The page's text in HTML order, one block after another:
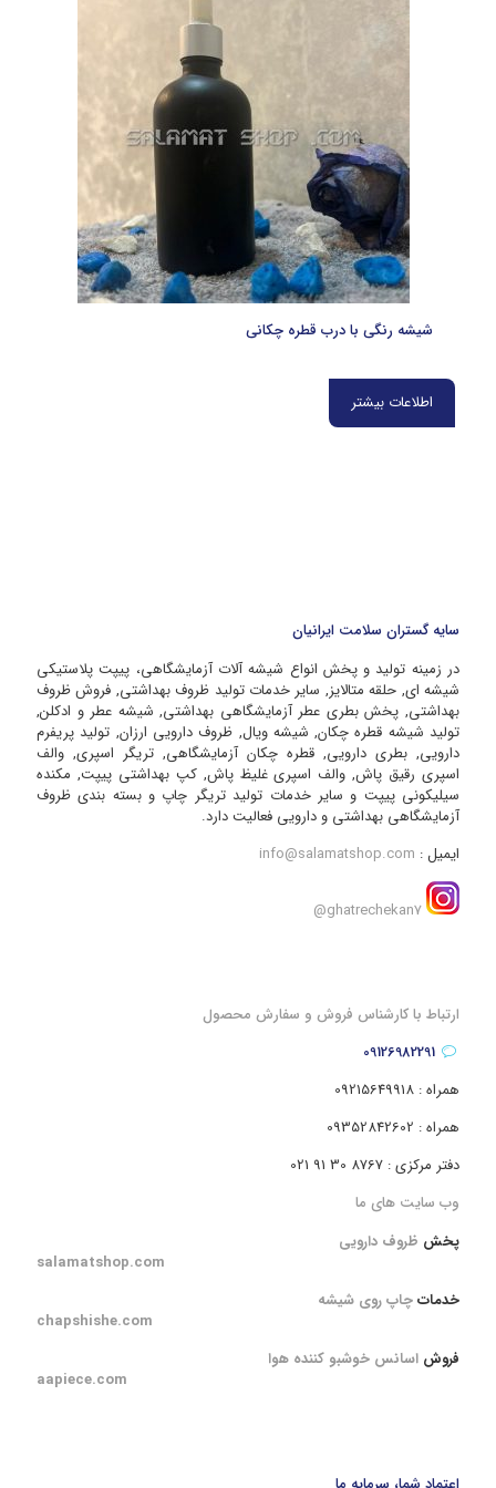
شیشه رنگی با درب قطره چکانی
اطلاعات بیشتر
سایه گستران سلامت ایرانیان
در زمینه تولید و پخش انواع شیشه آلات آزمایشگاهی، پیپت پلاستیکی
شیشه ای, حلقه متالایز, سایر خدمات تولید ظروف بهداشتی, فروش ظروف
بهداشتی, پخش بطری عطر آزمایشگاهی بهداشتی, شیشه عطر و ادکلن,
تولید شیشه قطره چکان, شیشه ویال, ظروف دارویی ارزان, تولید پریفرم
دارویی, بطری دارویی, قطره چکان آزمایشگاهی, تریگر اسپری, والف
اسپری رقیق پاش, والف اسپری غلیظ پاش, کپ بهداشتی پیپت, مکنده
سیلیکونی پیپت و سایر خدمات تولید تریگر چاپ و بسته بندی ظروف
آزمایشگاهی بهداشتی و دارویی فعالیت دارد.
ایمیل : info@salamatshop.com
ghatrechekan7@
ارتباط با کارشناس فروش و سفارش محصول
09126982291
همراه : 09215649918
همراه : 09352842602
دفتر مرکزی : 8767 30 91 021
وب سایت های ما
پخش ظروف دارویی
salamatshop.com
خدماتچاپ روی شیشه
chapshishe.com
فروش اسانس خوشبو کننده هوا
aapiece.com